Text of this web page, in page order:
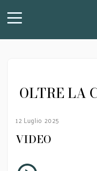
OLTRE LA
12 Luglio 2025
VIDEO